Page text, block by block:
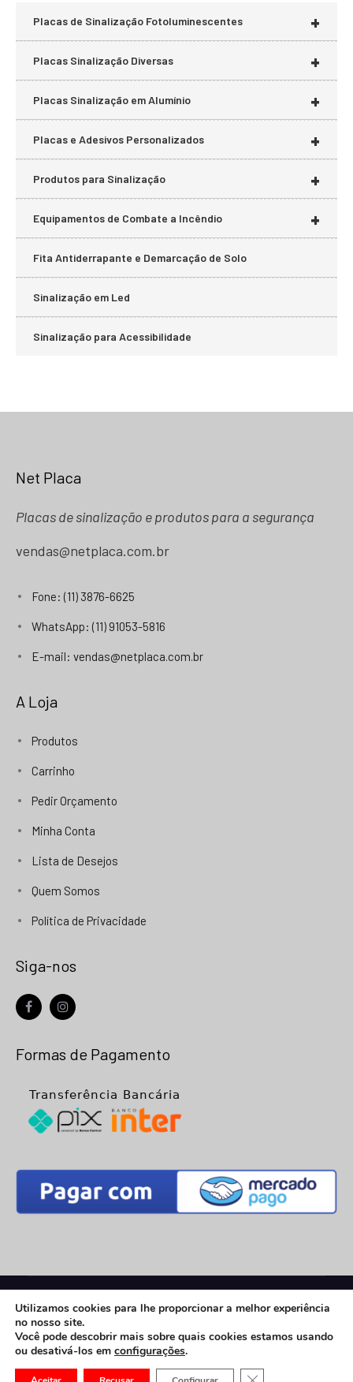
+
Placas de Sinalização Fotoluminescentes
+
Placas Sinalização Diversas
+
Placas Sinalização em Alumínio
+
Placas e Adesivos Personalizados
+
Produtos para Sinalização
+
Equipamentos de Combate a Incêndio
Fita Antiderrapante e Demarcação de Solo
Sinalização em Led
Sinalização para Acessibilidade
Net Placa
Placas de sinalização e produtos para a segurança
vendas@netplaca.com.br
Fone: (11) 3876-6625
WhatsApp: (11) 91053-5816
E-mail: vendas@netplaca.com.br
A Loja
Produtos
Carrinho
Pedir Orçamento
Minha Conta
Lista de Desejos
Quem Somos
Política de Privacidade
Siga-nos
Formas de Pagamento
© 2026Net Placa - Todos os Direitos Reservados |
Desenvolvimento:
eCommerce Gem byProDesigns
Utilizamos cookies para lhe proporcionar a melhor experiência
no nosso site.
Você pode descobrir mais sobre quais cookies estamos usando
ou desativá-los em configurações.
CLOSE GDPR